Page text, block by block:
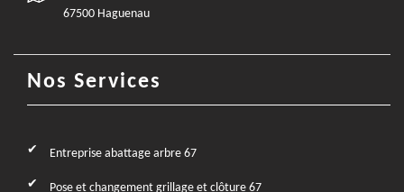
67500 Haguenau
Nos Services
Entreprise abattage arbre 67
Pose et changement grillage et clôture 67